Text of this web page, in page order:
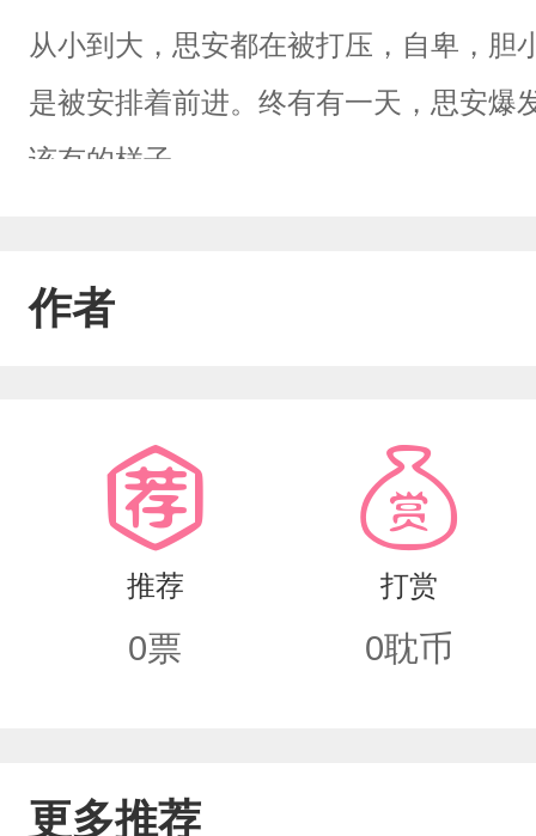
从小到大，思安都在被打压，自卑，
是被安排着前进。终有有一天，思安爆
该有的样子。
作者
推荐
0票
打赏
0耽币
更多推荐